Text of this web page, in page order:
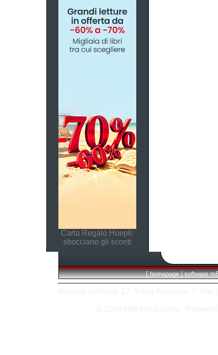
Carta Regalo Hoepli:
sbocciano gli sconti
[ homepage | software